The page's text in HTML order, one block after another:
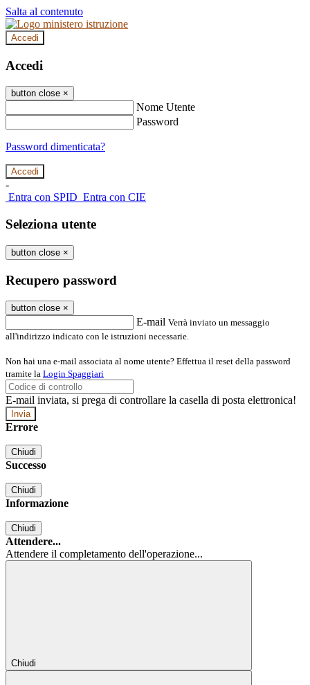
Salta al contenuto
Accedi
Accedi
button close ×
Nome Utente
Password
Password dimenticata?
-
Entra con SPID Entra con CIE
Seleziona utente
button close ×
Recupero password
button close ×
E-mail Verrà inviato un messaggio
all'indirizzo indicato con le istruzioni necessarie.
Non hai una e-mail associata al nome utente? Effettua il reset della password
tramite la Login Spaggiari
E-mail inviata, si prega di controllare la casella di posta elettronica!
Errore
Chiudi
Successo
Chiudi
Informazione
Chiudi
Attendere...
Attendere il completamento dell'operazione...
Chiudi